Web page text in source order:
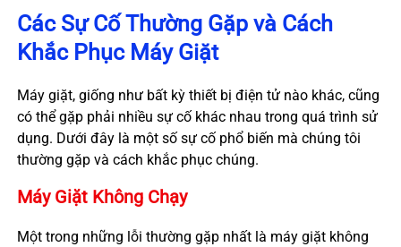
Các Sự Cố Thường Gặp và Cách
Khắc Phục Máy Giặt
Máy giặt, giống như bất kỳ thiết bị điện tử nào khác, cũng
có thể gặp phải nhiều sự cố khác nhau trong quá trình sử
dụng. Dưới đây là một số sự cố phổ biến mà chúng tôi
thường gặp và cách khắc phục chúng.
Máy Giặt Không Chạy
Một trong những lỗi thường gặp nhất là máy giặt không